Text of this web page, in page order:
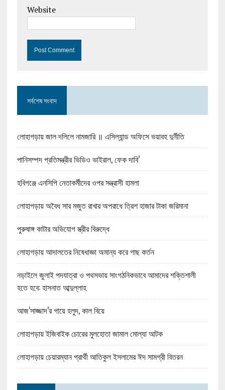
Website
সর্বশেষ সংবাদ
লোহাগড়ায় জাল দলিলে নামজারি ॥ এসিল্যান্ড অফিসে ভয়াবহ দুর্নীতি
পানিসম্পদ প্রতিমন্ত্রীর ভিডিও ভাইরাল, ফেক দাবি’
হবিগঞ্জে এনসিপি নেতাকর্মীদের ওপর সন্ত্রাসী হামলা
লোহাগড়ায় অবৈধ সার মজুত রাখার অপরাধে ত্রিশ হাজার টাকা জরিমানা
পুরুষাঙ্গ কাটার অভিযোগ স্ত্রীর বিরুদ্ধে
লোহাগড়ায় আদালতের নিষেধাজ্ঞা অমান্য করে গাছ কর্তন
নড়াইলে জুলাই পদযাত্রা ও পথসভায় সাংগঠনিকভাবে আমাদের শক্তিশালী
হতে হবে: হাসনাত আব্দুল্লাহ
আজ‘সাজ্জাদ’র গায়ে হলুদ, কাল বিয়ে
লোহাগড়ায় ইজিবাইক চোরের মুলহোতা জামাল মোল্যা আটক
লোহাগড়ায় চেয়ারম্যান প্রার্থী আতিকুল ইসলামের ঈদ সামগ্রী বিতরন